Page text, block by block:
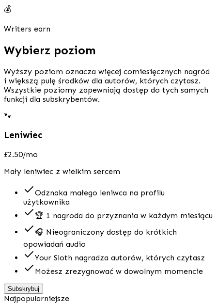
💰
Writers earn
Wybierz poziom
Wyższy poziom oznacza więcej comiesięcznych nagród
i większą pulę środków dla autorów, których czytasz.
Wszystkie poziomy zapewniają dostęp do tych samych
funkcji dla subskrybentów.
🐾
Leniwiec
£2.50/mo
Mały leniwiec z wielkim sercem
Odznaka małego leniwca na profilu
użytkownika
🏆 1 nagroda do przyznania w każdym miesiącu
🎧 Nieograniczony dostęp do krótkich
opowiadań audio
Your Sloth nagradza autorów, których czytasz
Możesz zrezygnować w dowolnym momencie
Subskrybuj
Najpopularniejsze